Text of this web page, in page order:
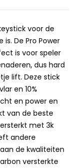
voor de
De Pro Power
is voor speler
dus hard
lift. Deze stick
en 10%
en power en
van de beste
met 3k
andere
de kwaliteiten
versterkte